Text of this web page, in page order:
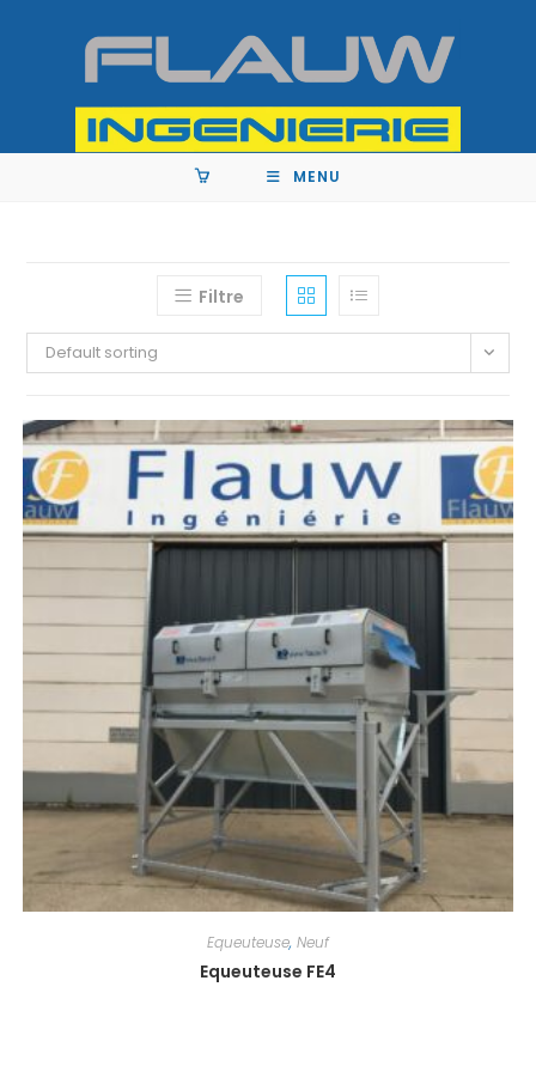
MENU
Filtre
Default sorting
Equeuteuse, Neuf
Equeuteuse FE4